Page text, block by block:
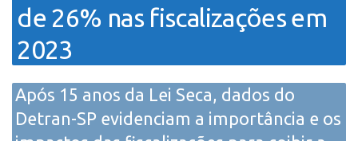
de 26% nas fiscalizações em
2023
Após 15 anos da Lei Seca, dados do
Detran-SP evidenciam a importância e os